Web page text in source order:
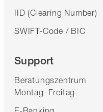
IID (Clearing Number)
SWIFT-Code / BIC
Support
Beratungszentrum
Montag–Freitag